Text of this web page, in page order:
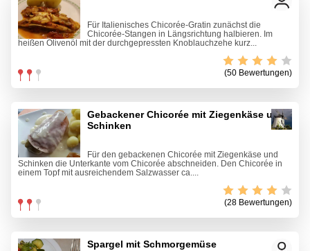
Für Italienisches Chicorée-Gratin zunächst die
Chicorée-Stangen in Längsrichtung halbieren. Im
heißen Olivenöl mit der durchgepressten Knoblauchzehe kurz...
(50 Bewertungen)
Gebackener Chicorée mit Ziegenkäse und
Schinken
Für den gebackenen Chicorée mit Ziegenkäse und
Schinken die Unterkante vom Chicorée abschneiden. Den Chicorée in
einem Topf mit ausreichendem Salzwasser ca....
(28 Bewertungen)
Spargel mit Schmorgemüse